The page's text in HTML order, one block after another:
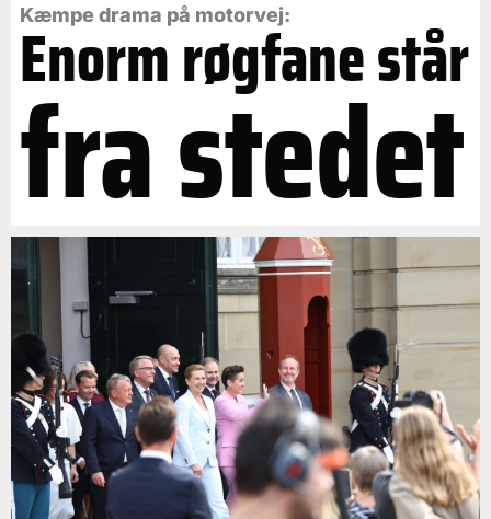
Kæmpe drama på motorvej:
Enorm røgfane står
fra stedet